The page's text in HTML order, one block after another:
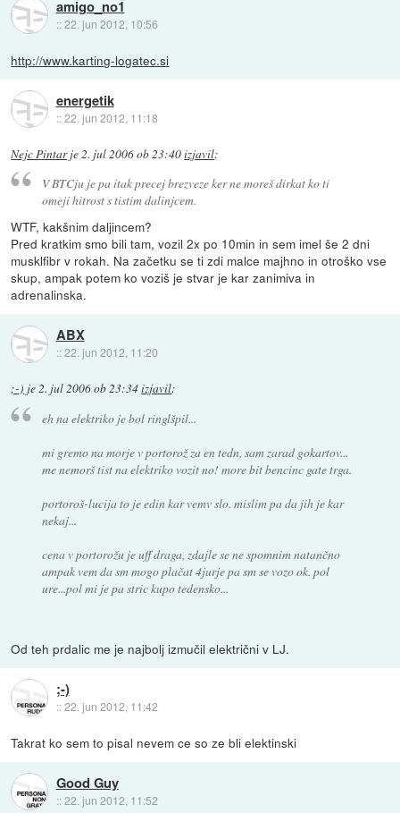
amigo_no1
::22. jun 2012, 10:56
http://www.karting-logatec.si
energetik
::22. jun 2012, 11:18
Nejc Pintarje 2. jul 2006 ob 23:40izjavil:
V BTCju je pa itak precej brezveze ker ne moreš dirkat ko ti
omeji hitrost s tistim dalinjcem.
WTF, kakšnim daljincem?
Pred kratkim smo bili tam, vozil 2x po 10min in sem imel še 2 dni
musklfibr v rokah. Na začetku se ti zdi malce majhno in otroško vse
skup, ampak potem ko voziš je stvar je kar zanimiva in
adrenalinska.
ABX
::22. jun 2012, 11:20
;-) je2. jul 2006 ob 23:34izjavil:
eh na elektriko je bol ringlšpil...
mi gremo na morje v portorož za en tedn, sam zarad gokartov...
me nemorš tist na elektriko vozit no! more bit bencinc gate trga.
portoroš-lucija to je edin kar vemv slo. mislim pa da jih je kar
nekaj...
cena v portorožu je uff draga, zdajle se ne spomnim natančno
ampak vem da sm mogo plačat 4jurje pa sm se vozo ok. pol
ure...pol mi je pa stric kupo tedensko...
Od teh prdalic me je najbolj izmučil električni v LJ.
;-)
::22. jun 2012, 11:42
Takrat ko sem to pisal nevem ce so ze bli elektinski
Good Guy
::22. jun 2012, 11:52